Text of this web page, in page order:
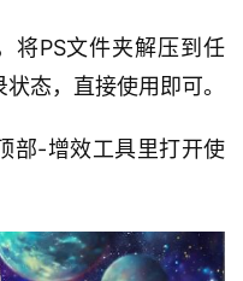
将PS文件夹解压到任
态，直接使用即可。
部-增效工具里打开使